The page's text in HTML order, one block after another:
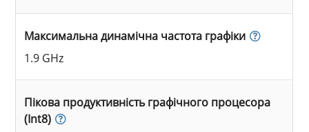
Максимальна динамічна частота графіки
1.9 GHz
Пікова продуктивність графічного процесора
(Int8)